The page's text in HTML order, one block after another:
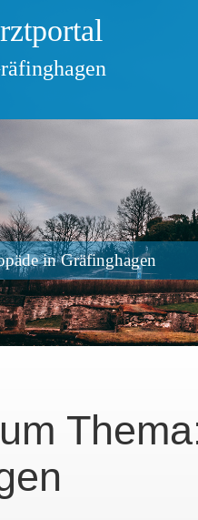
in Gräfinghagen